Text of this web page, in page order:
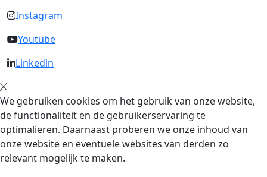
Instagram
Youtube
Linkedin
We gebruiken cookies om het gebruik van onze website,
de functionaliteit en de gebruikerservaring te
optimalieren. Daarnaast proberen we onze inhoud van
onze website en eventuele websites van derden zo
relevant mogelijk te maken.